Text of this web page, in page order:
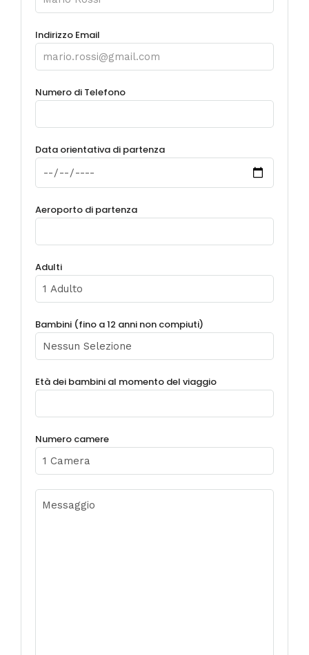
Indirizzo Email
Numero di Telefono
Data orientativa di partenza
Aeroporto di partenza
Adulti
Bambini (fino a 12 anni non compiuti)
Età dei bambini al momento del viaggio
Numero camere